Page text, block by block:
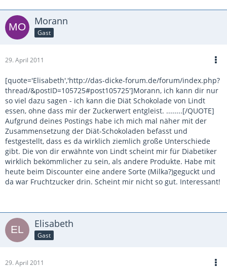
Morann
Gast
29. April 2011
[quote='Elisabeth','http://das-dicke-forum.de/forum/index.php?
thread/&postID=105725#post105725']Morann, ich kann dir nur
so viel dazu sagen - ich kann die Diät Schokolade von Lindt
essen, ohne dass mir der Zuckerwert entgleist. ........[/QUOTE]
Aufgrund deines Postings habe ich mich mal näher mit der
Zusammensetzung der Diät-Schokoladen befasst und
festgestellt, dass es da wirklich ziemlich große Unterschiede
gibt. Die von dir erwähnte von Lindt scheint mir für Diabetiker
wirklich bekömmlicher zu sein, als andere Produkte. Habe mit
heute beim Discounter eine andere Sorte (Milka?)geguckt und
da war Fruchtzucker drin. Scheint mir nicht so gut. Interessant!
Elisabeth
Gast
29. April 2011